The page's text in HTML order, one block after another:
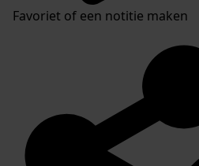
Favoriet of een notitie maken